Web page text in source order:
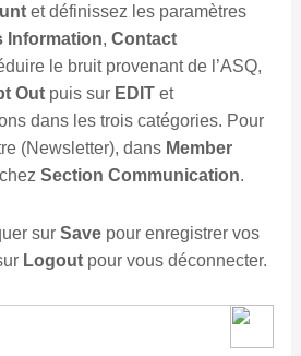
et définissez les paramètres
Information, Contact
le bruit provenant de l’ASQ,
Outpuis sur EDITet
dans les trois catégories. Pour
(Newsletter), dans Member
Section Communication.
sur Savepour enregistrer vos
Logoutpour vous déconnecter.